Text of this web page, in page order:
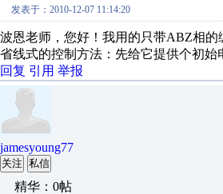
发表于：2010-12-07 11:14:20
波恩老师，您好！我用的只带ABZ相
省线式的控制方法：先给它提供个初
回复 引用 举报
jamesyoung77
关注 私信
精华：0帖